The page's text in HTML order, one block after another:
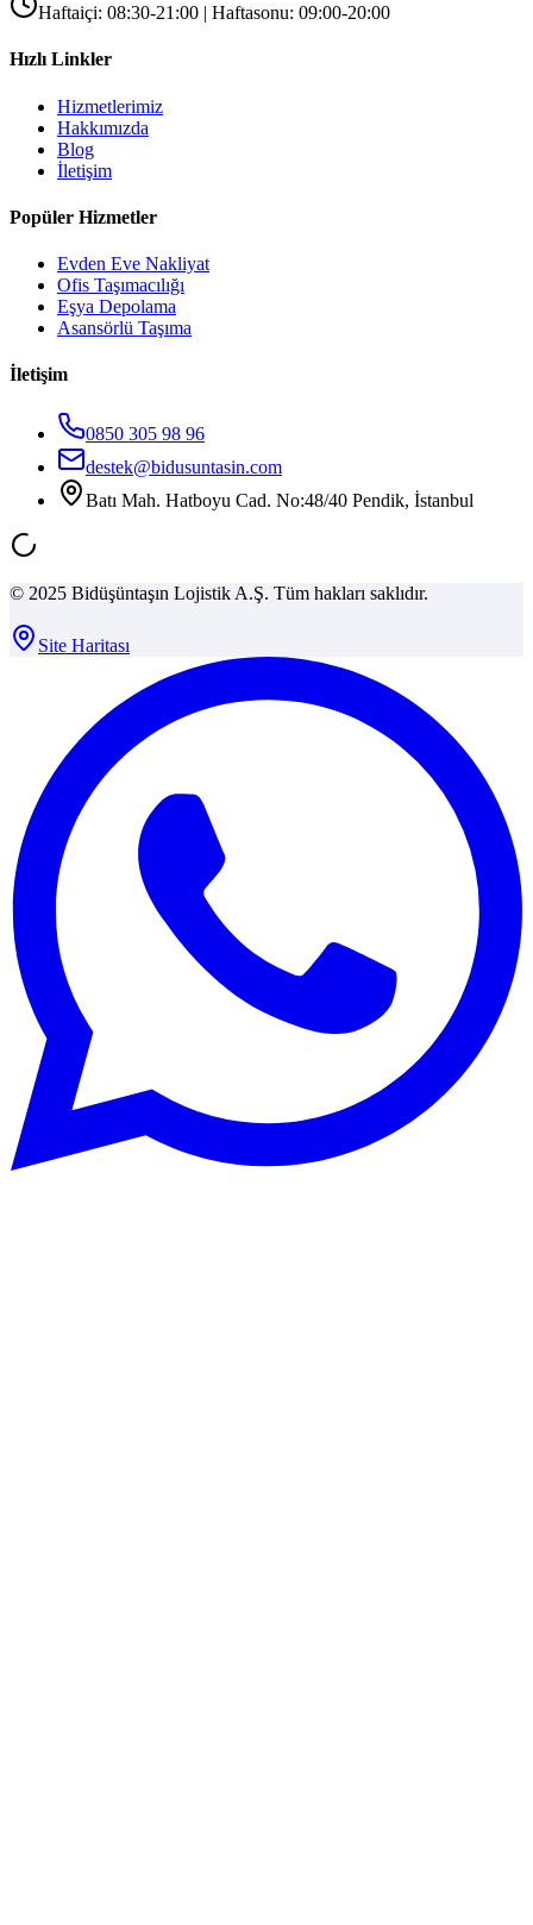
Haftaiçi: 08:30-21:00 | Haftasonu: 09:00-20:00
Hızlı Linkler
Hizmetlerimiz
Hakkımızda
Blog
İletişim
Popüler Hizmetler
Evden Eve Nakliyat
Ofis Taşımacılığı
Eşya Depolama
Asansörlü Taşıma
İletişim
0850 305 98 96
destek@bidusuntasin.com
Batı Mah. Hatboyu Cad. No:48/40 Pendik, İstanbul
© 2025 Bidüşüntaşın Lojistik A.Ş. Tüm hakları saklıdır.
Site Haritası